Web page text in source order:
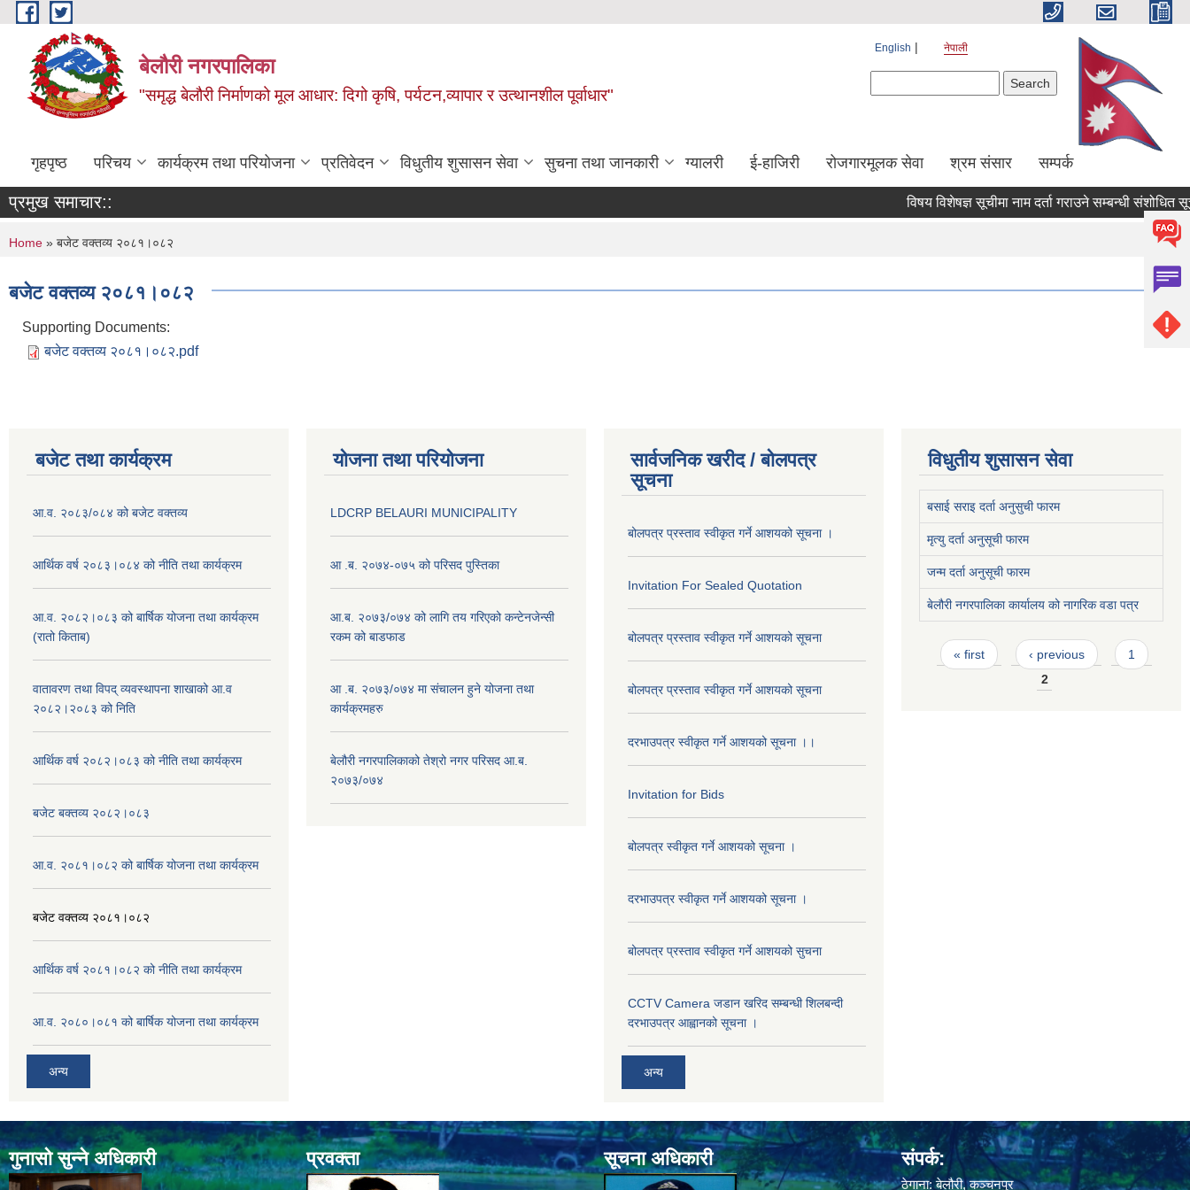
Skip to main content
बेलौरी नगरपालिका
"समृद्ध बेलौरी निर्माणको मूल आधार: दिगो कृषि, पर्यटन,व्यापार र उत्थानशील पूर्वाधार"
English नेपाली
गृहपृष्ठ परिचय कार्यक्रम तथा परियोजना प्रतिवेदन विधुतीय शुसासन सेवा सुचना तथा जानकारी ग्यालरी ई-हाजिरी रोजगारमूलक सेवा श्रम संसार सम्पर्क
प्रमुख समाचार:: विषय विशेषज्ञ सूचीमा नाम दर्ता गराउने सम्बन्धी संशोधित सूचना
You are here
Home » बजेट वक्तव्य २०८१।०८२
बजेट वक्तव्य २०८१।०८२
Supporting Documents:
बजेट वक्तव्य २०८१।०८२.pdf
बजेट तथा कार्यक्रम
आ.व. २०८३/०८४ को बजेट वक्तव्य
आर्थिक वर्ष २०८३।०८४ को नीति तथा कार्यक्रम
आ.व. २०८२।०८३ को बार्षिक योजना तथा कार्यक्रम
(रातो किताब)
वातावरण तथा विपद् व्यवस्थापना शाखाको आ.व
२०८२।२०८३ को निति
आर्थिक वर्ष २०८२।०८३ को नीति तथा कार्यक्रम
बजेट बक्तव्य २०८२।०८३
आ.व. २०८१।०८२ को बार्षिक योजना तथा कार्यक्रम
बजेट वक्तव्य २०८१।०८२
आर्थिक वर्ष २०८१।०८२ को नीति तथा कार्यक्रम
आ.व. २०८०।०८१ को बार्षिक योजना तथा कार्यक्रम
अन्य
योजना तथा परियोजना
LDCRP BELAURI MUNICIPALITY
आ .ब. २०७४-०७५ को परिसद पुस्तिका
आ.ब. २०७३/०७४ को लागि तय गरिएको कन्टेनजेन्सी
रकम को बाडफाड
आ .ब. २०७३/०७४ मा संचालन हुने योजना तथा
कार्यक्रमहरु
बेलौरी नगरपालिकाको तेश्रो नगर परिसद आ.ब.
२०७३/०७४
सार्वजनिक खरीद / बोलपत्र
सूचना
बोलपत्र प्रस्ताव स्वीकृत गर्ने आशयको सूचना ।
Invitation For Sealed Quotation
बोलपत्र प्रस्ताव स्वीकृत गर्ने आशयको सूचना
बोलपत्र प्रस्ताव स्वीकृत गर्ने आशयको सूचना
दरभाउपत्र स्वीकृत गर्ने आशयको सूचना ।।
Invitation for Bids
बोलपत्र स्वीकृत गर्ने आशयको सूचना ।
दरभाउपत्र स्वीकृत गर्ने आशयको सूचना ।
बोलपत्र प्रस्ताव स्वीकृत गर्ने आशयको सुचना
CCTV Camera जडान खरिद सम्बन्धी शिलबन्दी
दरभाउपत्र आह्वानको सूचना ।
अन्य
विधुतीय शुसासन सेवा
बसाई सराइ दर्ता अनुसुची फारम
मृत्यु दर्ता अनुसूची फारम
जन्म दर्ता अनुसूची फारम
बेलौरी नगरपालिका कार्यालय को नागरिक वडा पत्र
Pages
« first ‹ previous
1
2
गुनासो सुन्ने अधिकारी प्रवक्ता सूचना अधिकारी संपर्क:
ठेगाना: बेलौरी, कञ्चनपुर